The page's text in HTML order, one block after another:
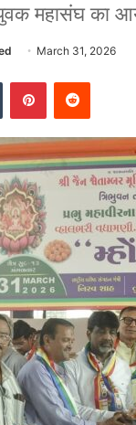
महासंघ का
March 31, 2026